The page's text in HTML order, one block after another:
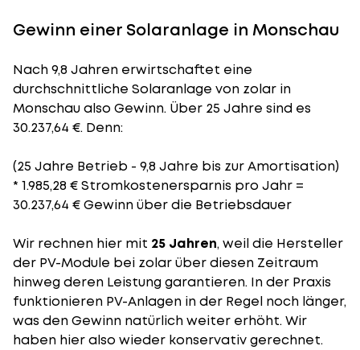
Gewinn einer Solaranlage in Monschau
Nach 9,8 Jahren erwirtschaftet eine
durchschnittliche Solaranlage von zolar in
Monschau also Gewinn. Über 25 Jahre sind es
30.237,64 €. Denn:
(25 Jahre Betrieb - 9,8 Jahre bis zur Amortisation)
* 1.985,28 € Stromkostenersparnis pro Jahr =
30.237,64 € Gewinn über die Betriebsdauer
Wir rechnen hier mit 25 Jahren, weil die Hersteller
der PV-Module bei zolar über diesen Zeitraum
hinweg deren Leistung garantieren. In der Praxis
funktionieren PV-Anlagen in der Regel noch länger,
was den Gewinn natürlich weiter erhöht. Wir
haben hier also wieder konservativ gerechnet.